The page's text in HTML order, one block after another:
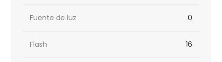
Fuente de luz 0
Flash 16